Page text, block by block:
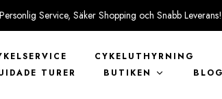
Service, Säker Shopping och Snabb
CYKELUTHYRNING
TURER
BUTIKEN